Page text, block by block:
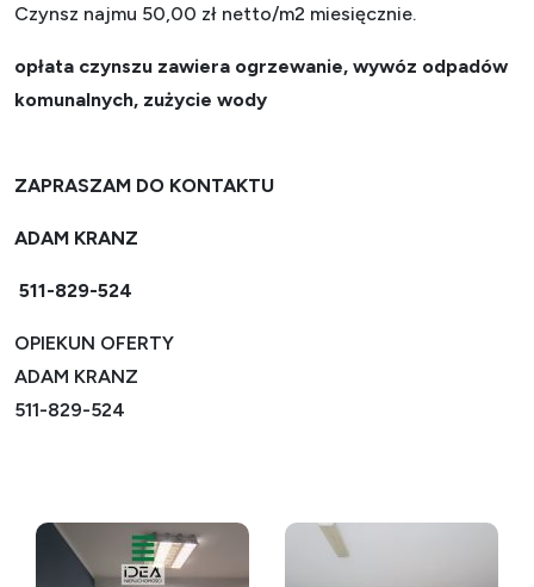
Czynsz najmu 50,00 zł netto/m2 miesięcznie.
opłata czynszu zawiera ogrzewanie, wywóz odpadów
komunalnych, zużycie wody
ZAPRASZAM DO KONTAKTU
ADAM KRANZ
511-829-524
OPIEKUN OFERTY
ADAM KRANZ
511-829-524